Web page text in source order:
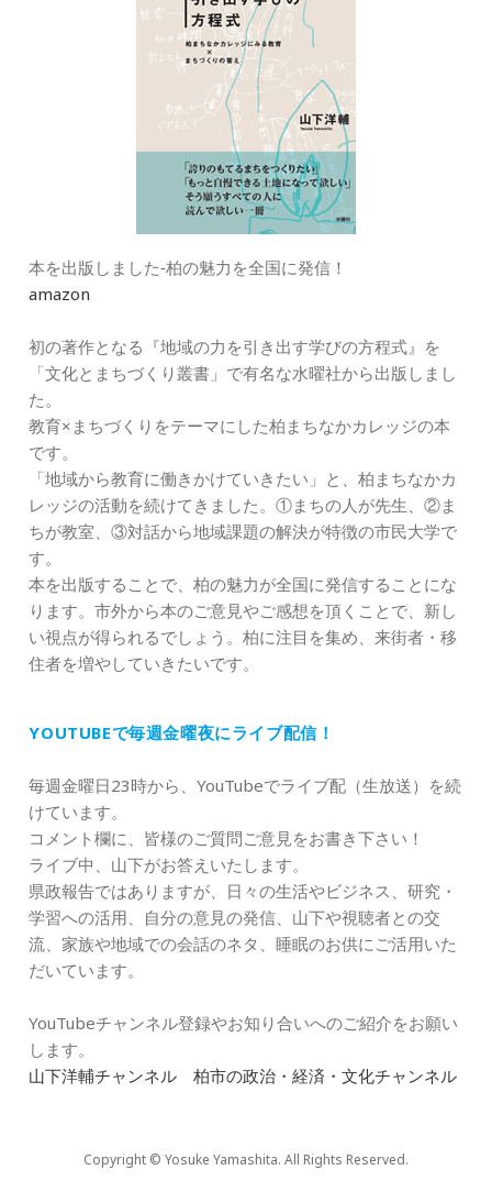
本を出版しました‐柏の魅力を全国に発信！
amazon
初の著作となる『地域の力を引き出す学びの方程式』を
「文化とまちづくり叢書」で有名な水曜社から出版しまし
た。
教育×まちづくりをテーマにした柏まちなかカレッジの本
です。
「地域から教育に働きかけていきたい」と、柏まちなかカ
レッジの活動を続けてきました。①まちの人が先生、②ま
ちが教室、③対話から地域課題の解決が特徴の市民大学で
す。
本を出版することで、柏の魅力が全国に発信することにな
ります。市外から本のご意見やご感想を頂くことで、新し
い視点が得られるでしょう。柏に注目を集め、来街者・移
住者を増やしていきたいです。
YOUTUBEで毎週金曜夜にライブ配信！
毎週金曜日23時から、YouTubeでライブ配（生放送）を続
けています。
コメント欄に、皆様のご質問ご意見をお書き下さい！
ライブ中、山下がお答えいたします。
県政報告ではありますが、日々の生活やビジネス、研究・
学習への活用、自分の意見の発信、山下や視聴者との交
流、家族や地域での会話のネタ、睡眠のお供にご活用いた
だいています。
YouTubeチャンネル登録やお知り合いへのご紹介をお願い
します。
山下洋輔チャンネル 柏市の政治・経済・文化チャンネル
Copyright © Yosuke Yamashita. All Rights Reserved.